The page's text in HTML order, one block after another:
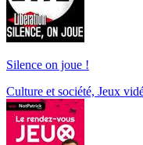
Silence on joue !
Culture et société, Jeux